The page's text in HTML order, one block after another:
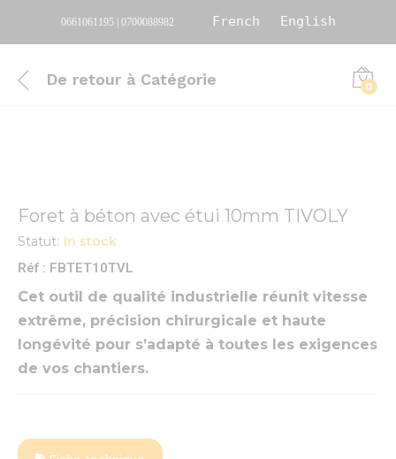
0661061195 | 0700088982 French English
De retour à Catégorie 0
Foret à béton avec étui 10mm TIVOLY
Statut: In stock
Réf : FBTET10TVL
Cet outil de qualité industrielle réunit vitesse
extrême, précision chirurgicale et haute
longévité pour s’adapté à toutes les exigences
de vos chantiers.